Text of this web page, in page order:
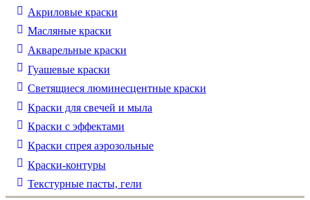
Акриловые краски
Масляные краски
Акварельные краски
Гуашевые краски
Светящиеся люминесцентные краски
Краски для свечей и мыла
Краски с эффектами
Краски спрея аэрозольные
Краски-контуры
Текстурные пасты, гели